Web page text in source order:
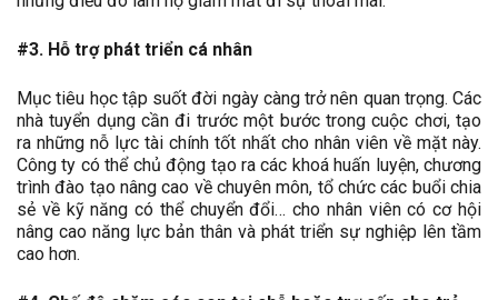
#3. Hỗ trợ phát triển cá nhân
Mục tiêu học tập suốt đời ngày càng trở nên quan trọng. Các
nhà tuyển dụng cần đi trước một bước trong cuộc chơi, tạo
ra những nỗ lực tài chính tốt nhất cho nhân viên về mặt này.
Công ty có thể chủ động tạo ra các khoá huấn luyện, chương
trình đào tạo nâng cao về chuyên môn, tổ chức các buổi chia
sẻ về kỹ năng có thể chuyển đổi… cho nhân viên có cơ hội
nâng cao năng lực bản thân và phát triển sự nghiệp lên tầm
cao hơn.